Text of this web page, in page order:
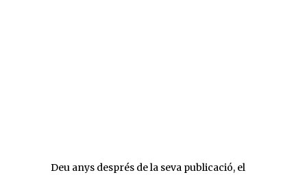
Deu anys després de la seva publicació, el